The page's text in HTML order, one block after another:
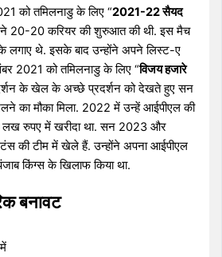
को तमिलनाडु के लिए “2021-22 सैयद
20-20 करियर की शुरुआत की थी. इस मैच
लगाए थे. इसके बाद उन्होंने अपने लिस्ट-ए
2021 को तमिलनाडु के लिए “विजय हजारे
के खेल के अच्छे प्रदर्शन को देखते हुए सन
का मौका मिला. 2022 में उन्हें आईपीएल की
लख रुपए में खरीदा था. सन 2023 और
की टीम में खेले हैं. उन्होंने अपना आईपीएल
किंग्स के खिलाफ किया था.
बनावट